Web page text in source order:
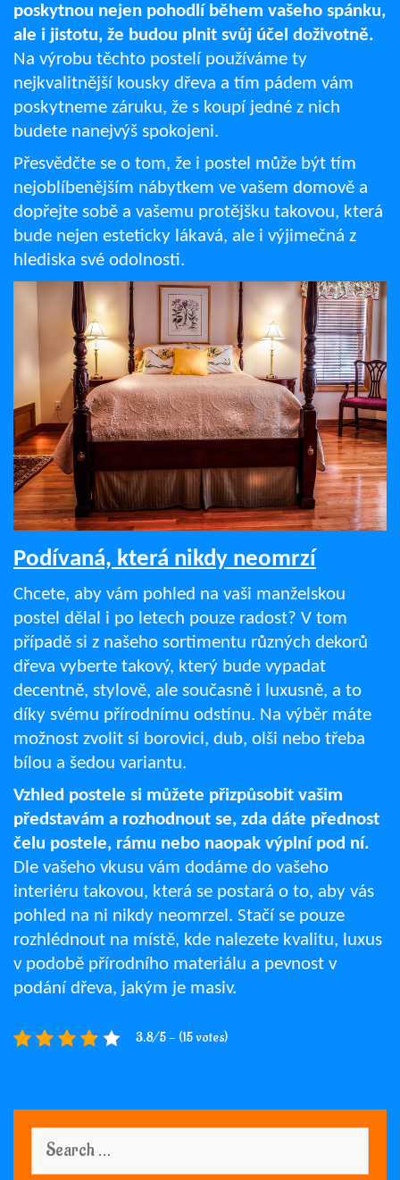
poskytnou nejen pohodlí během vašeho spánku,
ale i jistotu, že budou plnit svůj účel doživotně.
Na výrobu těchto postelí používáme ty
nejkvalitnější kousky dřeva a tím pádem vám
poskytneme záruku, že s koupí jedné z nich
budete nanejvýš spokojeni.
Přesvědčte se o tom, že i postel může být tím
nejoblíbenějším nábytkem ve vašem domově a
dopřejte sobě a vašemu protějšku takovou, která
bude nejen esteticky lákavá, ale i výjimečná z
hlediska své odolnosti.
Podívaná, která nikdy neomrzí
Chcete, aby vám pohled na vaši manželskou
postel dělal i po letech pouze radost? V tom
případě si z našeho sortimentu různých dekorů
dřeva vyberte takový, který bude vypadat
decentně, stylově, ale současně i luxusně, a to
díky svému přírodnímu odstínu. Na výběr máte
možnost zvolit si borovici, dub, olši nebo třeba
bílou a šedou variantu.
Vzhled postele si můžete přizpůsobit vašim
představám a rozhodnout se, zda dáte přednost
čelu postele, rámu nebo naopak výplní pod ní.
Dle vašeho vkusu vám dodáme do vašeho
interiéru takovou, která se postará o to, aby vás
pohled na ni nikdy neomrzel. Stačí se pouze
rozhlédnout na místě, kde nalezete kvalitu, luxus
v podobě přírodního materiálu a pevnost v
podání dřeva, jakým je masiv.
3.8/5 - (15 votes)
for: